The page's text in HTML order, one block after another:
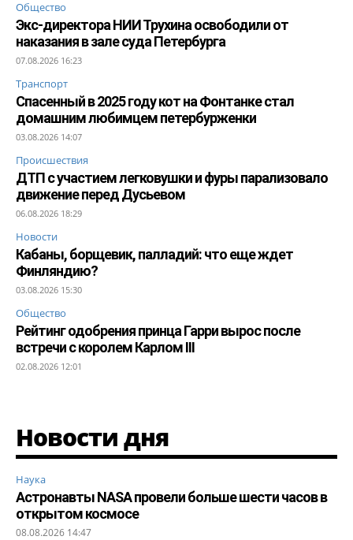
Общество
Экс-директора НИИ Трухина освободили от
наказания в зале суда Петербурга
07.08.2026 16:23
Транспорт
Спасенный в 2025 году кот на Фонтанке стал
домашним любимцем петербурженки
03.08.2026 14:07
Происшествия
ДТП с участием легковушки и фуры парализовало
движение перед Дусьевом
06.08.2026 18:29
Новости
Кабаны, борщевик, палладий: что еще ждет
Финляндию?
03.08.2026 15:30
Общество
Рейтинг одобрения принца Гарри вырос после
встречи с королем Карлом III
02.08.2026 12:01
Новости дня
Наука
Астронавты NASA провели больше шести часов в
открытом космосе
08.08.2026 14:47